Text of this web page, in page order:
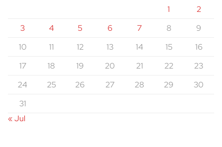
1
2
3
4 5 6 7 8
9
10
11 12 13 14 15
16
17
18 19 20 21 22
23
24
25 26 27 28 29
30
31
« Jul